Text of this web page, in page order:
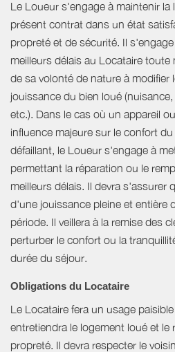
Le Loueur s'engage à maintenir
présent contrat dans un état
propreté et de sécurité. Il
meilleurs délais au Locataire
de sa volonté de nature à modifier
jouissance du bien loué
etc.). Dans le cas où un appareil
influence majeure sur le confort
défaillant, le Loueur s'engage à
permettant la réparation ou le
meilleurs délais. Il devra s'assurer
d'une jouissance pleine et entière
période. Il veillera à la remise des
perturber le confort ou la
durée du séjour.
Obligations du Locataire
Le Locataire fera un usage
entretiendra le logement loué et le
propreté. Il devra respecter le